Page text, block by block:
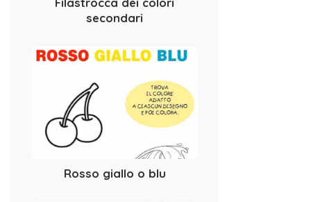
secondari
Rosso giallo o blu